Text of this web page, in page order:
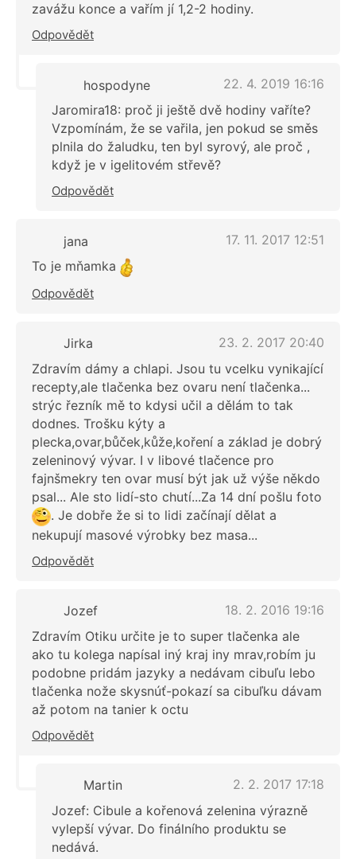
zavážu konce a vařím jí 1,2-2 hodiny.
Odpovědět
hospodyne
22. 4. 2019 16:16
Jaromira18: proč ji ještě dvě hodiny vaříte?
Vzpomínám, že se vařila, jen pokud se směs
plnila do žaludku, ten byl syrový, ale proč ,
když je v igelitovém střevě?
Odpovědět
jana
17. 11. 2017 12:51
To je mňamka
Odpovědět
Jirka
23. 2. 2017 20:40
Zdravím dámy a chlapi. Jsou tu vcelku vynikající
recepty,ale tlačenka bez ovaru není tlačenka...
strýc řezník mě to kdysi učil a dělám to tak
dodnes. Trošku kýty a
plecka,ovar,bůček,kůže,koření a základ je dobrý
zeleninový vývar. I v libové tlačence pro
fajnšmekry ten ovar musí být jak už výše někdo
psal... Ale sto lidí-sto chutí...Za 14 dní pošlu foto
. Je dobře že si to lidi začínají dělat a
nekupují masové výrobky bez masa...
Odpovědět
Jozef
18. 2. 2016 19:16
Zdravím Otiku určite je to super tlačenka ale
ako tu kolega napísal iný kraj iny mrav,robím ju
podobne pridám jazyky a nedávam cibuľu lebo
tlačenka nože skysnúť-pokazí sa cibuľku dávam
až potom na tanier k octu
Odpovědět
Martin
2. 2. 2017 17:18
Jozef: Cibule a kořenová zelenina výrazně
vylepší vývar. Do finálního produktu se
nedává.